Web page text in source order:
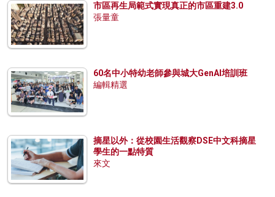
市區再生局範式實現真正的市區重建3.0
張量童
60名中小特幼老師參與城大GenAI培訓班
編輯精選
摘星以外：從校園生活觀察DSE中文科摘星
學生的一點特質
來文